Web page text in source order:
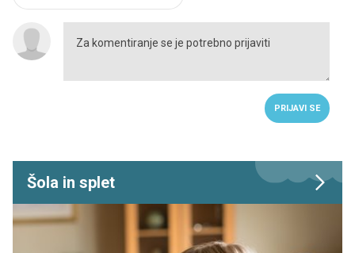
PRIJAVI SE
Šola in splet